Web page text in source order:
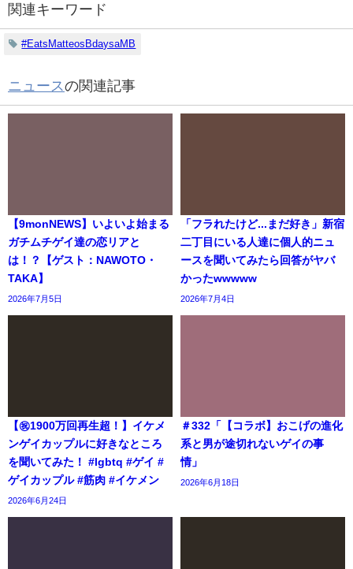
関連キーワード
#EatsMatteosBdaysaMB
ニュースの関連記事
【9monNEWS】いよいよ始まる
ガチムチゲイ達の恋リアと
は！？【ゲスト：NAWOTO・
TAKA】
2026年7月5日
「フラれたけど...まだ好き」新宿
二丁目にいる人達に個人的ニュ
ースを聞いてみたら回答がヤバ
かったwwwww
2026年7月4日
【㊗️1900万回再生超！】イケメ
ンゲイカップルに好きなところ
を聞いてみた！ #lgbtq #ゲイ #
ゲイカップル #筋肉 #イケメン
2026年6月24日
＃332「【コラボ】おこげの進化
系と男が途切れないゲイの事
情」
2026年6月18日